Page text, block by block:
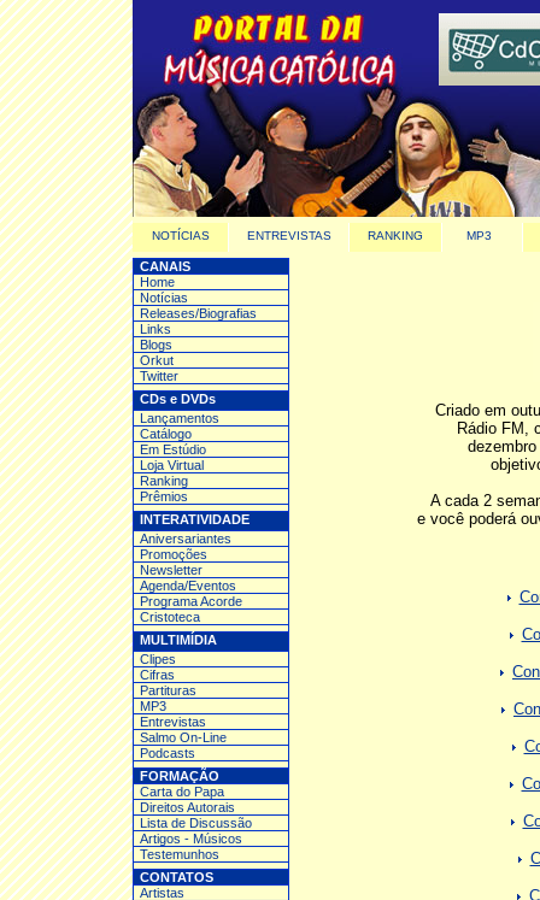
NOTÍCIAS ENTREVISTAS RANKING MP3
CANAIS
Home
Notícias
Releases/Biografias
Links
Blogs
Orkut
Twitter
CDs e DVDs
Lançamentos
Catálogo
Em Estúdio
Loja Virtual
Ranking
Prêmios
INTERATIVIDADE
Aniversariantes
Promoções
Newsletter
Agenda/Eventos
Programa Acorde
Cristoteca
MULTIMÍDIA
Clipes
Cifras
Partituras
MP3
Entrevistas
Salmo On-Line
Podcasts
FORMAÇÃO
Carta do Papa
Direitos Autorais
Lista de Discussão
Artigos - Músicos
Testemunhos
CONTATOS
Artistas
Criado em
Rádio FM,
A cada 2
e você poderá